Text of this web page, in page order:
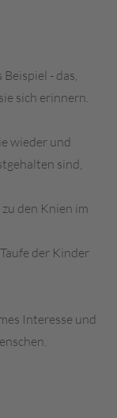
- das,
sich erinnern.
wieder und
sind,
den Knien im
der Kinder
Interesse und